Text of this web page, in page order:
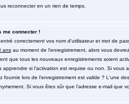
reconnecter en un rien de temps.
me connecter !
correctement vos nom d'utilisateur et mot de
ansau moment de l'enregistrement, alors vous
que tous les nouveaux enregistrements soient
si l'activation est requise ou non. Si
fournie lors de l'enregistrement est valide ? L'une
Si vous êtes sûr que l'adresse e-mail que